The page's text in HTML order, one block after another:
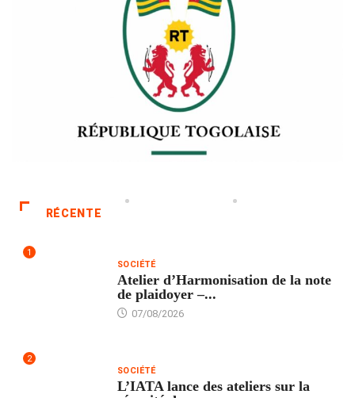
RÉCENTE
1
SOCIÉTÉ
Atelier d’Harmonisation de la note
de plaidoyer –...
07/08/2026
2
SOCIÉTÉ
L’IATA lance des ateliers sur la